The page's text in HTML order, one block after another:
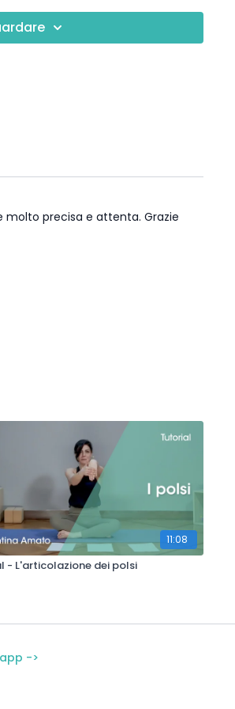
molto precisa e attenta. Grazie
11:08
- L'articolazione dei polsi
->